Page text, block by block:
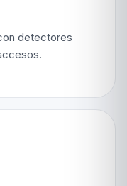
detectores